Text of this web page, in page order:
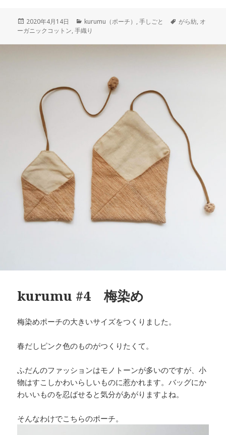
投
稿
2020年4月14日
カ
テ
kurumu（ポーチ） ,手しごと
タ
がら紡, オ
ーガニックコットン,手織り
kurumu #4 梅染め
梅染めポーチの大きいサイズをつくりました。
春だしピンク色のものがつくりたくて。
ふだんのファッションはモノトーンが多いのですが、小
物はすこしかわいらしいものに惹かれます。バッグにか
わいいものを忍ばせると気分があがりますよね。
そんなわけでこちらのポーチ。